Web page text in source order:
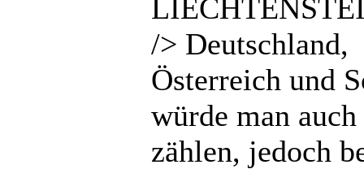
/> Deutschland,
Österreich und
würde man auch
zählen, jedoch